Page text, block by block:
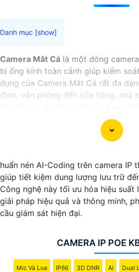
Camera Mắt Cá là một dòng
bị ống kính toàn cảnh giúp kiểm
dụng của Camera Mắt Cá rất đa
đình, văn phòng đến cửa hàng, nhà
một cách hiệu quả và tiện lợi.
huẩn nén AI-Coding trên camera IP
giúp tiết kiệm dung lượng lưu trữ
Công nghệ này tối ưu hóa hiệu suất
giải pháp hiệu quả và thông minh,
cầu giám sát hiện đại.
CAMERA IP POE
Mic Và Loa IP66 3D DNR AI Dual